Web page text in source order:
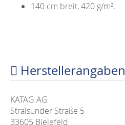
140 cm breit, 420 g/m².
Herstellerangaben
KATAG AG
Stralsunder Straße 5
33605 Bielefeld